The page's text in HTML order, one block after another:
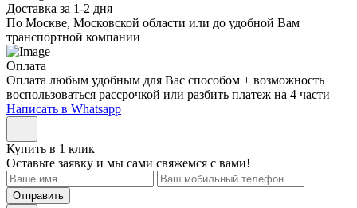
Доставка за 1-2 дня
По Москве, Московской области или до удобной Вам
транспортной компании
Оплата
Оплата любым удобным для Вас способом + возможность
воспользоваться рассрочкой или разбить платеж на 4 части
Написать в Whatsapp
Купить в 1 клик
Оставьте заявку и мы сами свяжемся с вами!
Отправить